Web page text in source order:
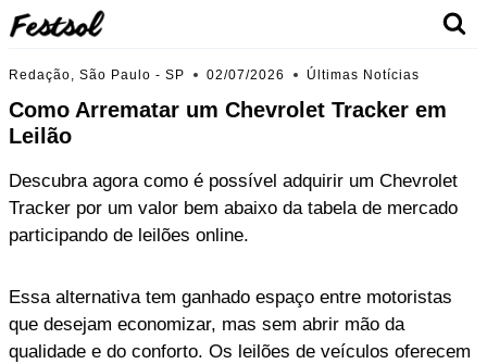
Skip
to
content
Redação, São Paulo - SP 02/07/2026 Últimas Notícias
Como Arrematar um Chevrolet Tracker em
Leilão
Descubra agora como é possível adquirir um Chevrolet
Tracker por um valor bem abaixo da tabela de mercado
participando de leilões online.
Essa alternativa tem ganhado espaço entre motoristas
que desejam economizar, mas sem abrir mão da
qualidade e do conforto. Os leilões de veículos oferecem